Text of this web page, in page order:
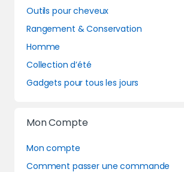
Outils pour cheveux
Rangement & Conservation
Homme
Collection d’été
Gadgets pour tous les jours
Mon Compte
Mon compte
Comment passer une commande